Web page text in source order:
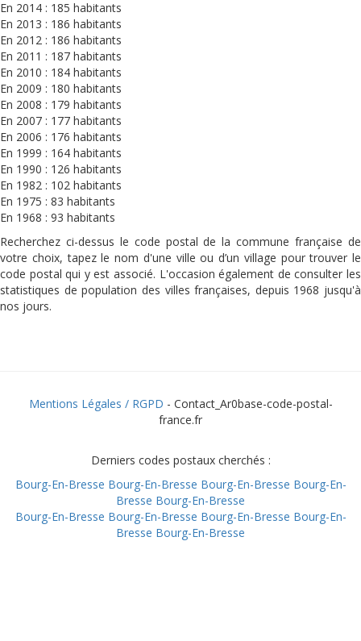
En 2014 : 185 habitants
En 2013 : 186 habitants
En 2012 : 186 habitants
En 2011 : 187 habitants
En 2010 : 184 habitants
En 2009 : 180 habitants
En 2008 : 179 habitants
En 2007 : 177 habitants
En 2006 : 176 habitants
En 1999 : 164 habitants
En 1990 : 126 habitants
En 1982 : 102 habitants
En 1975 : 83 habitants
En 1968 : 93 habitants
Recherchez ci-dessus le code postal de la commune française de
votre choix, tapez le nom d'une ville ou d’un village pour trouver le
code postal qui y est associé. L'occasion également de consulter les
statistiques de population des villes françaises, depuis 1968 jusqu'à
nos jours.
Mentions Légales / RGPD - Contact_Ar0base-code-postal-
france.fr
Derniers codes postaux cherchés :
Bourg-En-Bresse Bourg-En-Bresse Bourg-En-Bresse Bourg-En-
Bresse Bourg-En-Bresse
Bourg-En-Bresse Bourg-En-Bresse Bourg-En-Bresse Bourg-En-
Bresse Bourg-En-Bresse